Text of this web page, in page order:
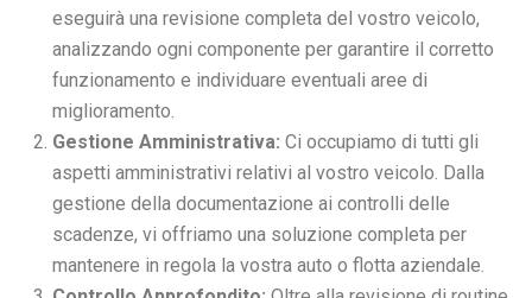
eseguirà una revisione completa del vostro veicolo,
analizzando ogni componente per garantire il corretto
funzionamento e individuare eventuali aree di
miglioramento.
Gestione Amministrativa: Ci occupiamo di tutti gli
aspetti amministrativi relativi al vostro veicolo. Dalla
gestione della documentazione ai controlli delle
scadenze, vi offriamo una soluzione completa per
mantenere in regola la vostra auto o flotta aziendale.